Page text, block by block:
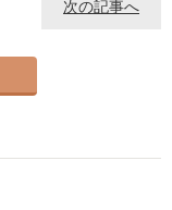
次の記事へ